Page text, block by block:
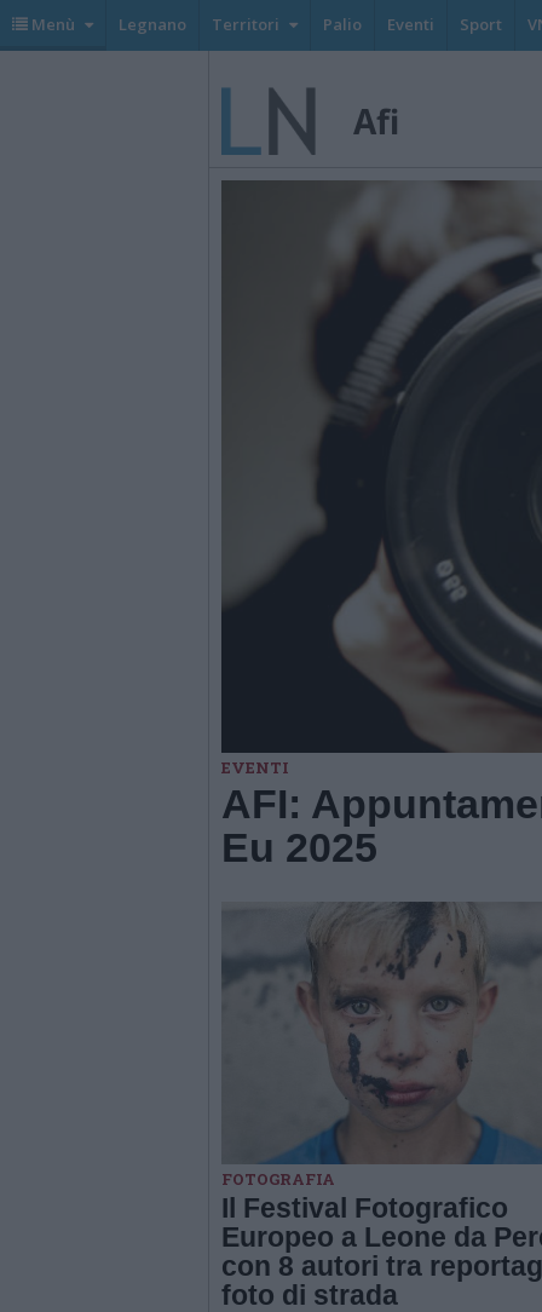
Menù Legnano Territori Palio Eventi Sport
Afi
EVENTI
AFI:
Eu 2025
FOTOGRAFIA
Il Festival Fotografico
Europeo a Leone da
con 8 autori tra
foto di strada